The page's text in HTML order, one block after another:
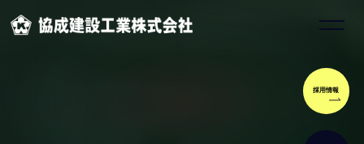
採用情報